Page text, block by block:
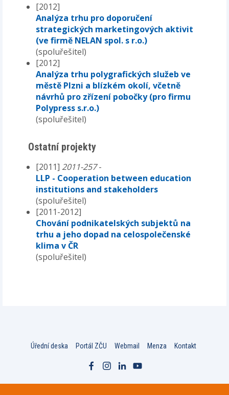
[2012]
Analýza trhu pro doporučení
strategických marketingových aktivit
(ve firmě NELAN spol. s r.o.)
(spoluřešitel)
[2012]
Analýza trhu polygrafických služeb ve
městě Plzni a blízkém okolí, včetně
návrhů pro zřízení pobočky (pro firmu
Polypress s.r.o.)
(spoluřešitel)
Ostatní projekty
[2011] 2011-257-
LLP - Cooperation between education
institutions and stakeholders
(spoluřešitel)
[2011-2012]
Chování podnikatelských subjektů na
trhu a jeho dopad na celospolečenské
klima v ČR
(spoluřešitel)
Úřední deska Portál ZČU Webmail Menza Kontakt